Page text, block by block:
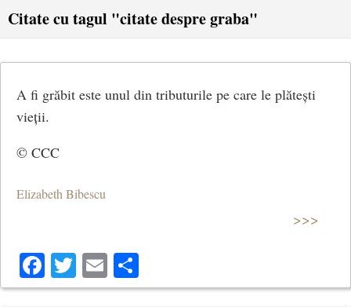
Citate cu tagul "citate despre graba"
A fi grăbit este unul din tributurile pe care le plătești
vieții.
© CCC
Elizabeth Bibescu
>>>
Facebook
Twitter
Email